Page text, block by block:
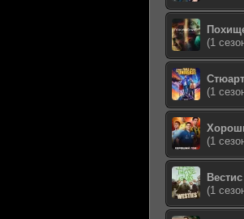
(1
(1
(1
Вестис
(1